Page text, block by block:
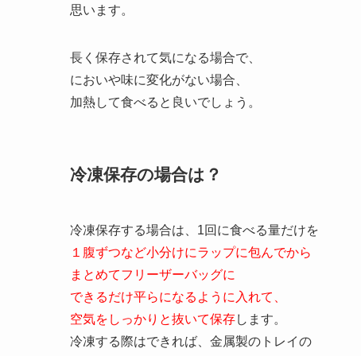
思います。
長く保存されて気になる場合で、
においや味に変化がない場合、
加熱して食べると良いでしょう。
冷凍保存の場合は？
冷凍保存する場合は、1回に食べる量だけを
１腹ずつなど小分けにラップに包んでから
まとめてフリーザーバッグに
できるだけ平らになるように入れて、
空気をしっかりと抜いて保存します。
冷凍する際はできれば、金属製のトレイの